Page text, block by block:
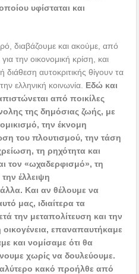
υφίσταται και
διαβάζουμε και ακούμε, από
την οικονομική κρίση, και
διάθεση αυτοκριτικής θίγουν τα
ελληνική κοινωνία. Εδώ και
από ποικίλες
της δημόσιας ζωής, με
την έκνομη
του πλουτισμού, την τάση
τη ρηχότητα και
τον «ωχαδερφισμό», τη
έλλειψη
Και αν θέλουμε να
μας, ιδιαίτερα τα
την μεταπολίτευση και την
επαναπαυτήκαμε
και νομίσαμε ότι θα
χωρίς να δουλεύουμε.
κακό προήλθε από